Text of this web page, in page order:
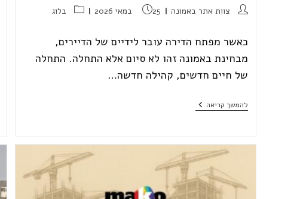
מחבר:צוות אתר באמונה פורסם:
25 במאי 2026 קטגוריה:
בלוג
כאשר מפתח הדירה עובר לידיים של הדיירים,
מבחינת באמונה זהו לא סיום אלא התחלה. התחלה
של חיים חדשים, קהילה חדשה…
להמשך קריאהחברת
באמונה:
לא
הסוף,
היא
נקודת
הפתיחה